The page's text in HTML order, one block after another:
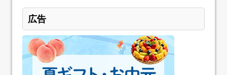
広告